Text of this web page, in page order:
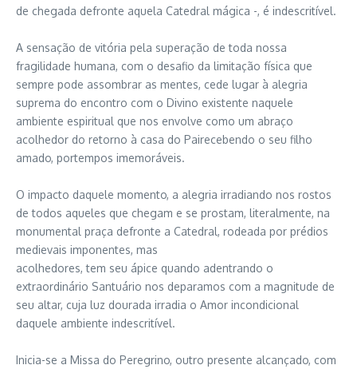
de chegada defronte aquela Catedral mágica -, é indescritível.
A sensação de vitória pela superação de toda nossa
fragilidade humana, com o desafio da limitação física que
sempre pode assombrar as mentes, cede lugar à alegria
suprema do encontro com o Divino existente naquele
ambiente espiritual que nos envolve como um abraço
acolhedor do retorno à casa do Pairecebendo o seu filho
amado, portempos imemoráveis.
O impacto daquele momento, a alegria irradiando nos rostos
de todos aqueles que chegam e se prostam, literalmente, na
monumental praça defronte a Catedral, rodeada por prédios
medievais imponentes, mas
acolhedores, tem seu ápice quando adentrando o
extraordinário Santuário nos deparamos com a magnitude de
seu altar, cuja luz dourada irradia o Amor incondicional
daquele ambiente indescritível.
Inicia-se a Missa do Peregrino, outro presente alcançado, com